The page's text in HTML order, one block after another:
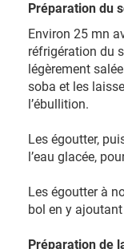
Préparation du
Environ 25 mn
réfrigération du
légèrement
soba et les
l’ébullition.
Les égoutter,
l’eau glacée,
Les égoutter à
bol en y ajoutant
Préparation de